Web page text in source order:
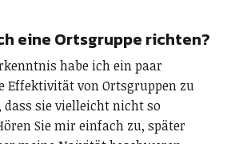
eine Ortsgruppe richten?
habe ich ein paar
Effektivität von Ortsgruppen zu
sie vielleicht nicht so
Sie mir einfach zu, später